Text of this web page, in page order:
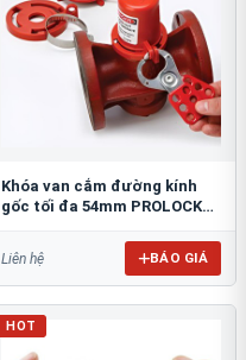
Khóa van cắm đường kính
gốc tối đa 54mm PROLOCKEY
Liên hệ BÁO GIÁ
HOT